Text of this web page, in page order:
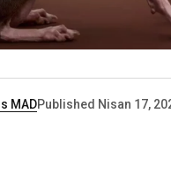
MADPublished Nisan 17,